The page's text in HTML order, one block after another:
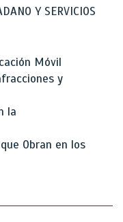
Y SERVICIOS
Móvil
y
la
Obran en los